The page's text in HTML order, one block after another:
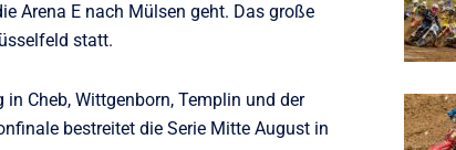
Arena E nach Mülsen geht. Das große
statt.
Cheb, Wittgenborn, Templin und der
bestreitet die Serie Mitte August in